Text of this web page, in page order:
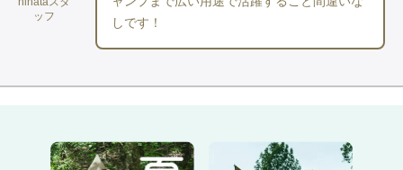
👉設営・移動・リラックスタイムまで、これ一足で快適に過ご
せる万能フットウェア。履き替えの手間なく、1日を通して使え
フェスシーンで
ッフ
しです！